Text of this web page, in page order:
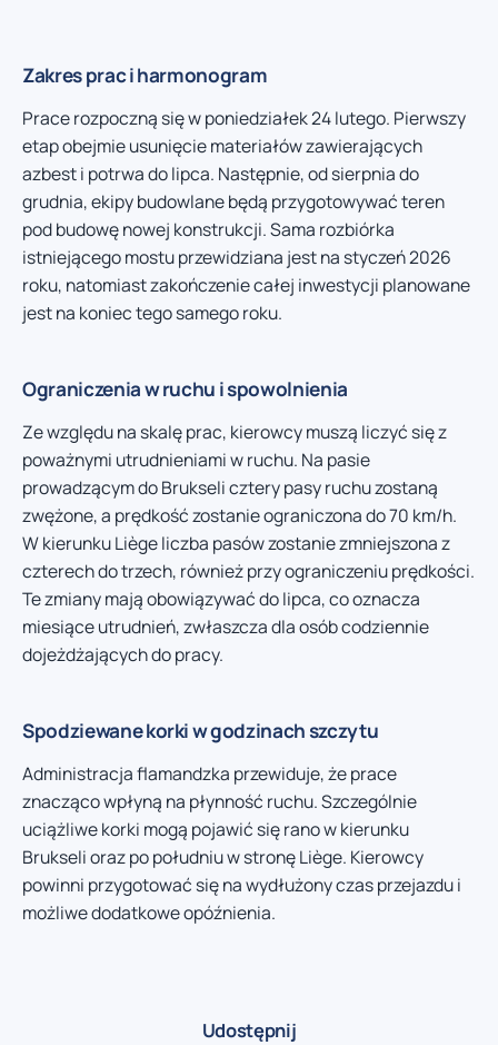
Zakres prac i harmonogram
Prace rozpoczną się w poniedziałek 24 lutego. Pierwszy
etap obejmie usunięcie materiałów zawierających
azbest i potrwa do lipca. Następnie, od sierpnia do
grudnia, ekipy budowlane będą przygotowywać teren
pod budowę nowej konstrukcji. Sama rozbiórka
istniejącego mostu przewidziana jest na styczeń 2026
roku, natomiast zakończenie całej inwestycji planowane
jest na koniec tego samego roku.
Ograniczenia w ruchu i spowolnienia
Ze względu na skalę prac, kierowcy muszą liczyć się z
poważnymi utrudnieniami w ruchu. Na pasie
prowadzącym do Brukseli cztery pasy ruchu zostaną
zwężone, a prędkość zostanie ograniczona do 70 km/h.
W kierunku Liège liczba pasów zostanie zmniejszona z
czterech do trzech, również przy ograniczeniu prędkości.
Te zmiany mają obowiązywać do lipca, co oznacza
miesiące utrudnień, zwłaszcza dla osób codziennie
dojeżdżających do pracy.
Spodziewane korki w godzinach szczytu
Administracja flamandzka przewiduje, że prace
znacząco wpłyną na płynność ruchu. Szczególnie
uciążliwe korki mogą pojawić się rano w kierunku
Brukseli oraz po południu w stronę Liège. Kierowcy
powinni przygotować się na wydłużony czas przejazdu i
możliwe dodatkowe opóźnienia.
Udostępnij